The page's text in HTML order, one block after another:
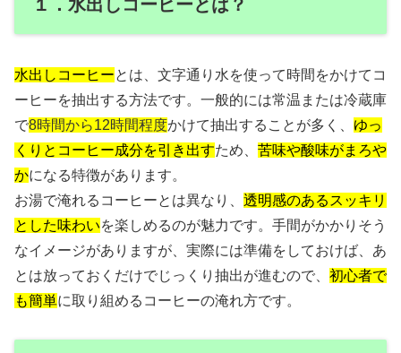
１．水出しコーヒーとは？
水出しコーヒーとは、文字通り水を使って時間をかけてコ
ーヒーを抽出する方法です。一般的には常温または冷蔵庫
で8時間から12時間程度かけて抽出することが多く、 ゆっ
くりとコーヒー成分を引き出すため、 苦味や酸味がまろや
かになる特徴があります。
お湯で淹れるコーヒーとは異なり、 透明感のあるスッキリ
とした味わいを楽しめるのが魅力です。手間がかかりそう
なイメージがありますが、実際には準備をしておけば、あ
とは放っておくだけでじっくり抽出が進むので、 初心者で
も簡単に取り組めるコーヒーの淹れ方です。